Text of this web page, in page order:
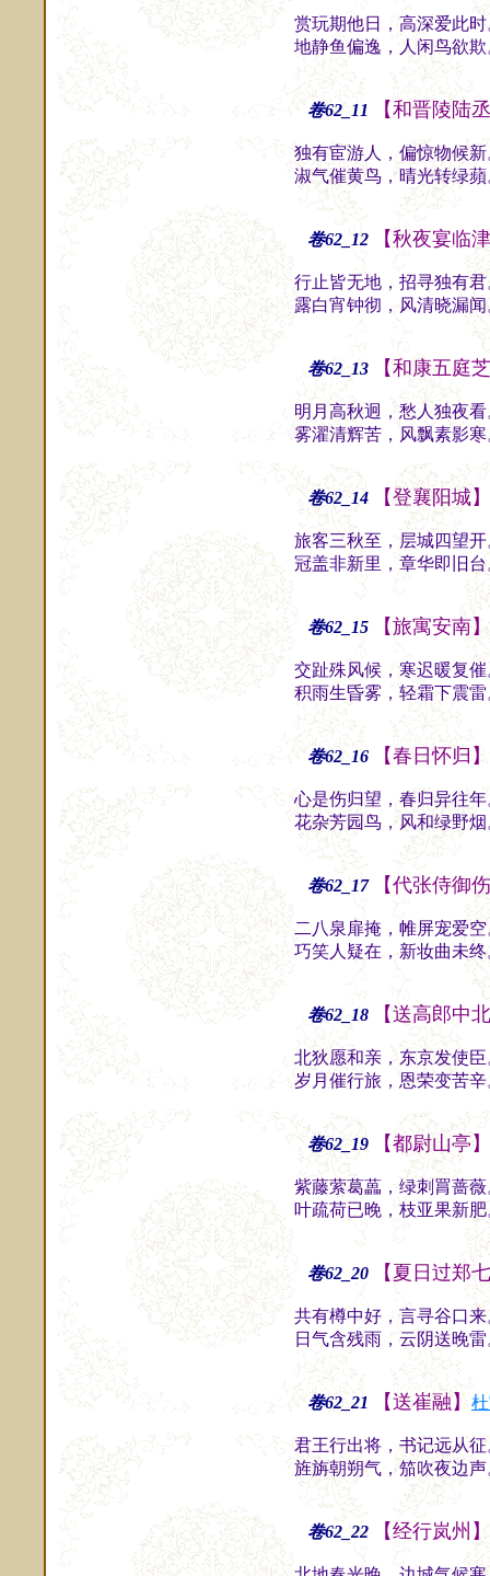
赏玩期他日，高深爱此
地静鱼偏逸，人闲鸟欲
卷62_11 【和晋陵陆
独有宦游人，偏惊物候
淑气催黄鸟，晴光转绿
卷62_12 【秋夜宴临
行止皆无地，招寻独有
露白宵钟彻，风清晓漏
卷62_13 【和康五庭
明月高秋迥，愁人独夜
雾濯清辉苦，风飘素影
卷62_14 【登襄阳城】
旅客三秋至，层城四望
冠盖非新里，章华即旧
卷62_15 【旅寓安南】
交趾殊风候，寒迟暖复
积雨生昏雾，轻霜下震
卷62_16 【春日怀归】
心是伤归望，春归异往
花杂芳园鸟，风和绿野
卷62_17 【代张侍御
二八泉扉掩，帷屏宠爱
巧笑人疑在，新妆曲未
卷62_18 【送高郎中
北狄愿和亲，东京发使
岁月催行旅，恩荣变苦
卷62_19 【都尉山亭】
紫藤萦葛藟，绿刺罥蔷
叶疏荷已晚，枝亚果新
卷62_20 【夏日过郑
共有樽中好，言寻谷口
日气含残雨，云阴送晚
卷62_21 【送崔融】
君王行出将，书记远从
旌旃朝朔气，笳吹夜边
卷62_22 【经行岚州】